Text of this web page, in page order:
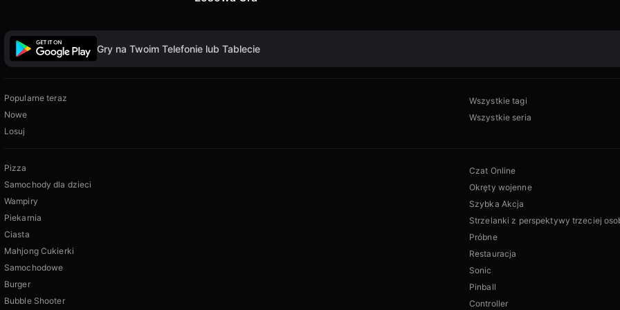
Gry na Twoim Telefonie lub Tablecie
Popularne teraz
Nowe
Losuj
Wszystkie tagi
Wszystkie seria
Pizza
Samochody dla dzieci
Wampiry
Piekarnia
Ciasta
Mahjong Cukierki
Samochodowe
Burger
Bubble Shooter
Czat Online
Okręty wojenne
Szybka Akcja
Strzelanki z perspektywy trzeciej
Próbne
Restauracja
Sonic
Pinball
Controller